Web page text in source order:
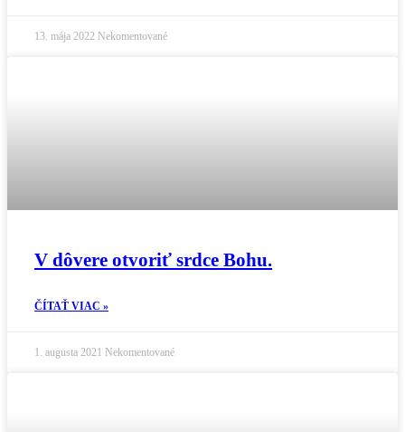
13. mája 2022 Nekomentované
V dôvere otvoriť srdce Bohu.
ČÍTAŤ VIAC »
1. augusta 2021 Nekomentované